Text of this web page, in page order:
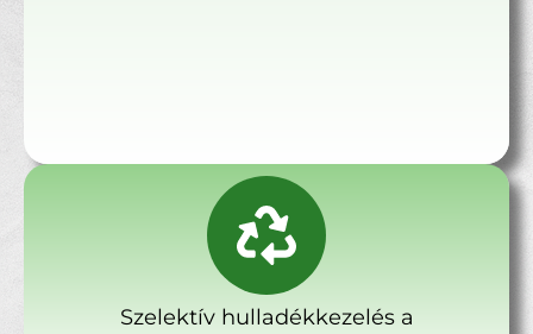
Szelektív hulladékkezelés a